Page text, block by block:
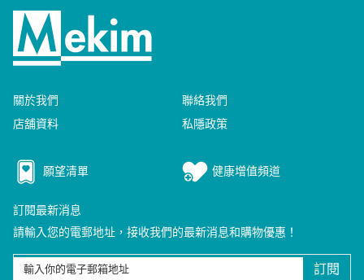
關於我們 聯絡我們
店舖資料 私隱政策
願望清單 健康增值頻道
訂閱最新消息
請輸入您的電郵地址，接收我們的最新消息和購物優惠！
訂閱